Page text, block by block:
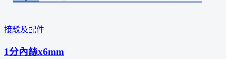
接駁及配件
1分內絲x6mm